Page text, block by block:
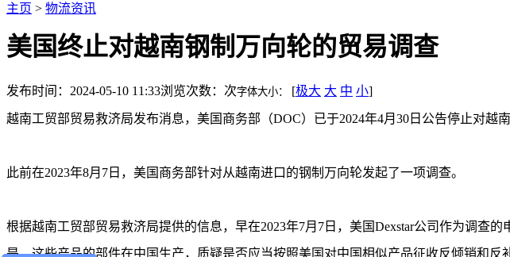
主页 > 物流资讯
美国终止对越南钢制万向轮的贸易调查
发布时间：2024-05-10 11:33浏览次数： 次字体大小： [极大 大 中 小]
越南工贸部贸易救济局发布消息，美国商务部（DOC）已于2024年4月30日公告停止对越
此前在2023年8月7日，美国商务部针对从越南进口的钢制万向轮发起了一项调查。
根据越南工贸部贸易救济局提供的信息，早在2023年7月7日，美国Dexstar公司作为调查
是，这些产品的部件在中国生产，质疑是否应当按照美国对中国相似产品征收反倾销和反